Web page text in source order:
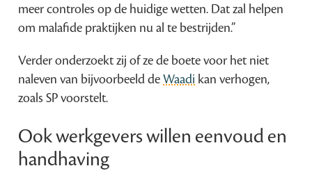
meer controles op de huidige wetten. Dat zal helpen
om malafide praktijken nu al te bestrijden.”
Verder onderzoekt zij of ze de boete voor het niet
naleven van bijvoorbeeld deWaadi kan verhogen,
zoals SP voorstelt.
Ook werkgevers willen eenvoud en
handhaving